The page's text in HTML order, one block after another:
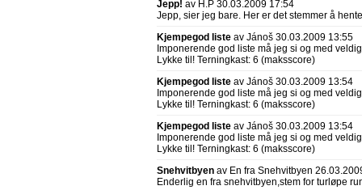
Jepp! av H.P 30.03.2009 17:54
Jepp, sier jeg bare. Her er det stemmer å
Kjempegod liste av Jánoš 30.03.2009 13:55
Imponerende god liste må jeg si og med
Lykke til! Terningkast: 6 (maksscore)
Kjempegod liste av Jánoš 30.03.2009 13:54
Imponerende god liste må jeg si og med
Lykke til! Terningkast: 6 (maksscore)
Kjempegod liste av Jánoš 30.03.2009 13:54
Imponerende god liste må jeg si og med
Lykke til! Terningkast: 6 (maksscore)
Snehvitbyen av En fra Snehvitbyen
Enderlig en fra snehvitbyen,stem for turløpe